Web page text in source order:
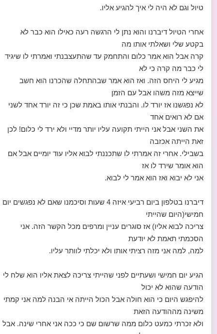
טיול וגם לא היה לי איך להגיע אליו.
אחרי הטיול דיברנו והוא נתן לי הרגשה רעה כאילו הוא כבר לא
בקטע שלי ושאלתי אותו מה
קרה אבל הוא אמר כלום והתחמק עד שהתעצבנתי ואמרתי לו שיגיד
לי כבר מה קרה כי לא
מגיע לי היחס הזה. ואז הוא אמר שבהתחלה שהכרנו הוא חשב
שייצא מזה משהו אבל עם הזמן
לא נפגשנו אז יורד לו. והבנתי אותו באמת שכן כי זה יורד אחד לשני
אם לא רואים אחד
את השני אבל אני הייתי תקועה עליו יותר מדיי ולא ירד לי כלום! לכן
זאת הייתה אכזבה
בשבילי. אחרי זה אמרתי לו שתכננתי לבוא אליו עוד יומיים אבל אם
הוא אומר שירד לו אז
אני לא יבוא ואז הוא אמר לי לבוא.
דיברנו בטלפון ביום רביעי איזה 4 שעות וסיכמנו שאם לא נפגשים יום
חמישי(היום שהייתי
צריכה לבוא אליו) אז סוגרים עניין ומרפים מכל הקשר הזה. אני
הסכמתי תאמת לא יודעת
למה, למה אני מזה רציתי אותו ולא יכלתי לוותר עליו.
הגיע יום חמישי ושעתיים לפני שהייתי צריכה לצאת אליו הוא שלח לי
הודעה שהוא לא יכול
להיפגש היום כי הוא חולה אבל הכול הייתה אי הבנה למה אני קמתי
משינה מההודעה הזאת
ולא זכרתי כמעט כלום ממה שרשום שם כי ככה אני אחרי שינה. אבל